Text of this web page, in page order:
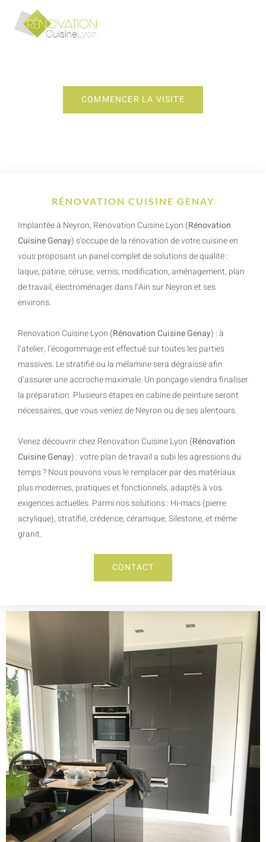
COMMENCER LA VISITE
RÉNOVATION CUISINE GENAY
Implantée à Neyron, Renovation Cuisine Lyon (Rénovation
Cuisine Genay) s’occupe de la rénovation de votre cuisine en
vous proposant un panel complet de solutions de qualité :
laque, patine, céruse, vernis, modification, aménagement, plan
de travail, électroménager dans l’Ain sur Neyron et ses
environs.
Renovation Cuisine Lyon (Rénovation Cuisine Genay) : à
l’atelier, l’écogommage est effectué sur toutes les parties
massives. Le stratifié ou la mélamine sera dégraissé afin
d’assurer une accroche maximale. Un ponçage viendra finaliser
la préparation. Plusieurs étapes en cabine de peinture seront
nécessaires, que vous veniez de Neyron ou de ses alentours.
Venez découvrir chez Renovation Cuisine Lyon (Rénovation
Cuisine Genay) : votre plan de travail a subi les agressions du
temps ? Nous pouvons vous le remplacer par des matériaux
plus modernes, pratiques et fonctionnels, adaptés à vos
exigences actuelles. Parmi nos solutions : Hi-macs (pierre
acrylique), stratifié, crédence, céramique, Silestone, et même
granit.
CONTACT